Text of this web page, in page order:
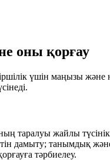
оны қорғау
үшін маңызы және
таралуы жайлы
дамыту; танымдық
тәрбиелеу.